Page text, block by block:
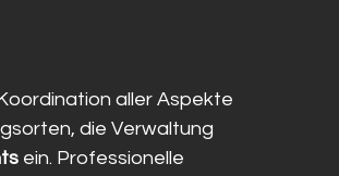
aller Aspekte
die Verwaltung
ein. Professionelle